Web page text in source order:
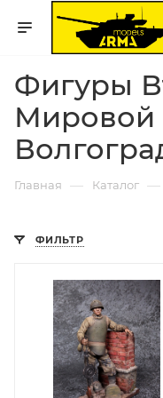
Фигуры
Мировой
Главная — Каталог —
ФИЛЬТР